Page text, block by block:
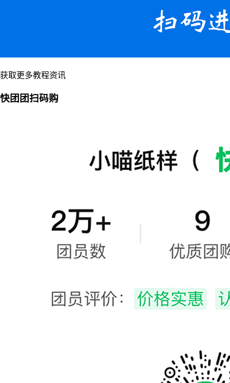
获取更多教程资讯
快团团扫码购